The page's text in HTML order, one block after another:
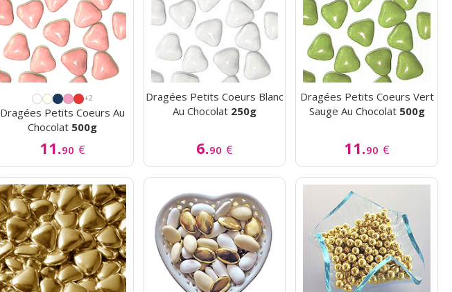
+2
Dragées Petits Coeurs Au
Chocolat 500g
11.90 €
Dragées Petits Coeurs Blanc
Au Chocolat 250g
6.90 €
Dragées Petits Coeurs Vert
Sauge Au Chocolat 500g
11.90 €